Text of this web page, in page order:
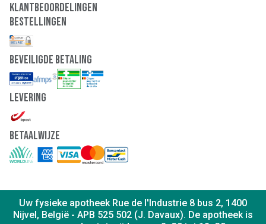
Klantbeoordelingen
Bestellingen
Beveiligde Betaling
Levering
Betaalwijze
Uw fysieke apotheek Rue de l'Industrie 8 bus 2, 1400
Nijvel, België - APB 525 502 (J. Davaux). De apotheek is